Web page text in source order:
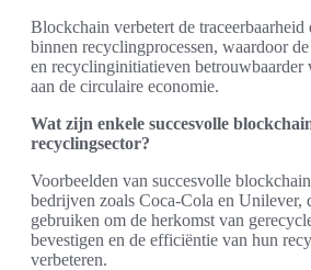
Blockchain verbetert de traceerbaarheid
binnen recyclingprocessen, waardoor
en recyclinginitiatieven
aan de circulaire economie.
Wat zijn enkele succesvolle
recyclingsector?
Voorbeelden van succesvolle
bedrijven zoals Coca-Cola en Unilever,
gebruiken om de herkomst van
bevestigen en de efficiëntie van hun
verbeteren.